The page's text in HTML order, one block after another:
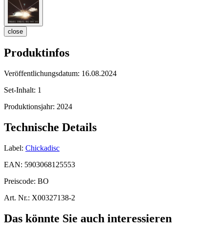
close
Produktinfos
Veröffentlichungsdatum: 16.08.2024
Set-Inhalt: 1
Produktionsjahr: 2024
Technische Details
Label: Chickadisc
EAN: 5903068125553
Preiscode: BO
Art. Nr.: X00327138-2
Das könnte Sie auch interessieren